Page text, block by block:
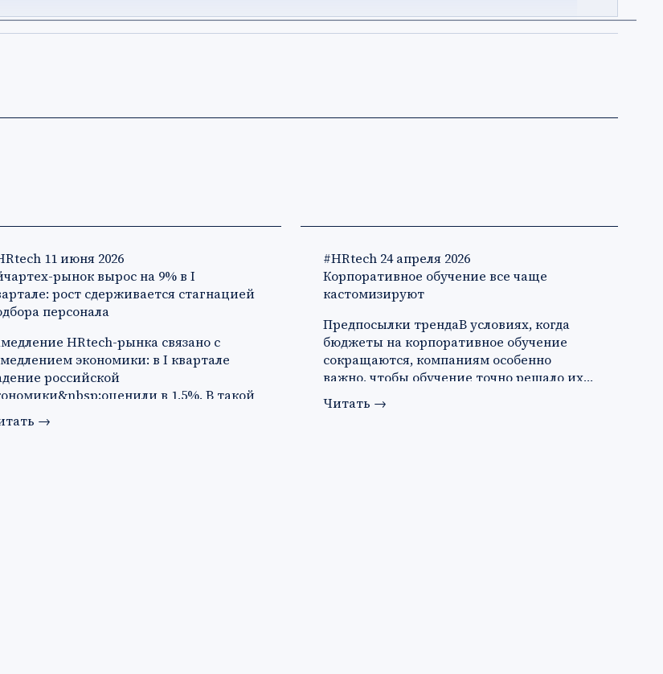
11 июня 2026
рынок вырос на 9% в I
рост сдерживается стагнацией
персонала
HRtech-рынка связано с
экономики: в I квартале
российской
в 1,5%. В такой
ко…
→
#HRtech 24 апреля 2026
Корпоративное обучение все чаще
кастомизируют
Предпосылки трендаВ условиях, когда
бюджеты на корпоративное обучение
сокращаются, компаниям особенно
важно, чтобы обучение точно решало их…
Читать →